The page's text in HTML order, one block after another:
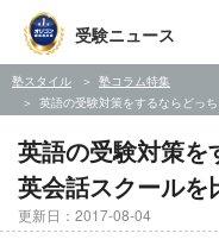
受験ニュース
塾スタイル
塾コラム特集
英語の受験対策をするならどっ
英語の受験対策を
英会話スクールを
更新日：2017-08-04